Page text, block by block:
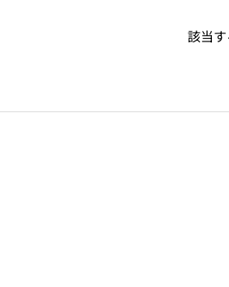
該当